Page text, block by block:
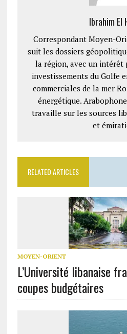
Ibrahim El
Correspondant Moyen-
suit les dossiers
la région, avec un
investissements du Golfe
commerciales de la mer
énergétique.
travaille sur les sources
et
RELATED ARTICLES
MOYEN-ORIENT
L’Université libanaise
coupes budgétaires